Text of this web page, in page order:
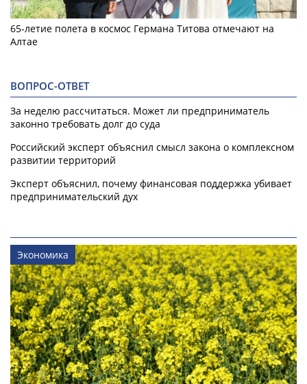
65-летие полета в космос Германа Титова отмечают на
Алтае
ВОПРОС-ОТВЕТ
За неделю рассчитаться. Может ли предприниматель
законно требовать долг до суда
Российский эксперт объяснил смысл закона о комплексном
развитии территорий
Эксперт объяснил, почему финансовая поддержка убивает
предпринимательский дух
Экономика